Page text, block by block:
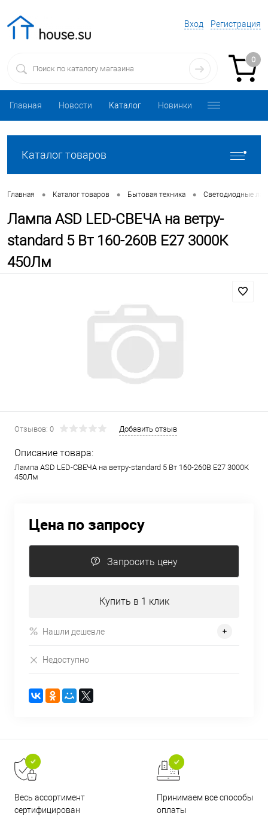
Вход Регистрация
0
Главная Новости Каталог Новинки
Каталог товаров
Главная • Каталог товаров • Бытовая техника • Светодиодные
Лампа ASD LED-СВЕЧА на ветру-
standard 5 Вт 160-260В Е27 3000К
450Лм
Отзывов: 0 Добавить отзыв
Описание товара:
Лампа ASD LED-СВЕЧА на ветру-standard 5 Вт 160-260В Е27 3000К
450Лм
Цена по запросу
Запросить цену
Купить в 1 клик
Нашли дешевле
Недоступно
Весь ассортимент
сертифицирован
Принимаем все способы
оплаты